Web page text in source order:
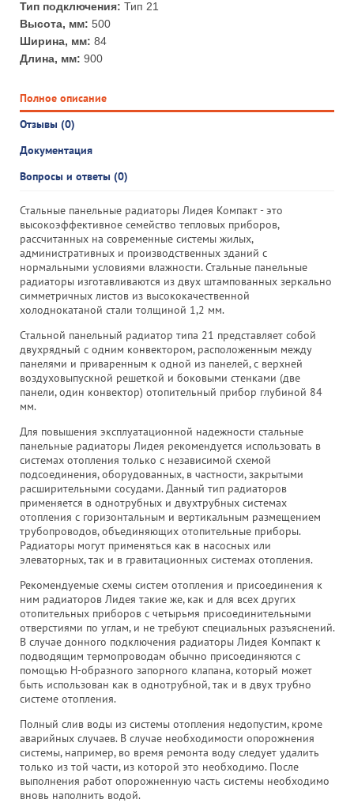
Тип подключения: Тип 21
Высота, мм: 500
Ширина, мм: 84
Длина, мм: 900
Полное описание
Отзывы (0)
Документация
Вопросы и ответы (0)
Стальные панельные радиаторы Лидея Компакт - это
высокоэффективное семейство тепловых приборов,
рассчитанных на современные системы жилых,
административных и производственных зданий с
нормальными условиями влажности. Стальные панельные
радиаторы изготавливаются из двух штампованных зеркально
симметричных листов из высококачественной
холоднокатаной стали толщиной 1,2 мм.
Стальной панельный радиатор типа 21 представляет собой
двухрядный с одним конвектором, расположенным между
панелями и приваренным к одной из панелей, с верхней
воздуховыпускной решеткой и боковыми стенками (две
панели, один конвектор) отопительный прибор глубиной 84
мм.
Для повышения эксплуатационной надежности стальные
панельные радиаторы Лидея рекомендуется использовать в
системах отопления только с независимой схемой
подсоединения, оборудованных, в частности, закрытыми
расширительными сосудами. Данный тип радиаторов
применяется в однотрубных и двухтрубных системах
отопления с горизонтальным и вертикальным размещением
трубопроводов, объединяющих отопительные приборы.
Радиаторы могут применяться как в насосных или
элеваторных, так и в гравитационных системах отопления.
Рекомендуемые схемы систем отопления и присоединения к
ним радиаторов Лидея такие же, как и для всех других
отопительных приборов с четырьмя присоединительными
отверстиями по углам, и не требуют специальных разъяснений.
В случае донного подключения радиаторы Лидея Компакт к
подводящим термопроводам обычно присоединяются с
помощью Н-образного запорного клапана, который может
быть использован как в однотрубной, так и в двух трубно
системе отопления.
Полный слив воды из системы отопления недопустим, кроме
аварийных случаев. В случае необходимости опорожнения
системы, например, во время ремонта воду следует удалить
только из той части, из которой это необходимо. После
выполнения работ опорожненную часть системы необходимо
вновь наполнить водой.